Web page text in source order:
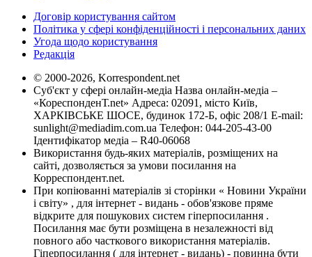
Договір користування сайтом
Політика у сфері конфіденційності і персональних даних
Угода щодо користування
Редакція
© 2000-2026, Korrespondent.net
Суб'єкт у сфері онлайн-медіа Назва онлайн-медіа –
«КореспонденТ.net» Адреса: 02091, місто Київ,
ХАРКІВСЬКЕ ШОСЕ, будинок 172-Б, офіс 208/1 E-mail:
sunlight@mediadim.com.ua Телефон: 044-205-43-00
Ідентифікатор медіа – R40-06068
Використання будь-яких матеріалів, розміщених на
сайті, дозволяється за умови посилання на
Корреспондент.net.
При копіюванні матеріалів зі сторінки « Новини України
і світу» , для інтернет - видань - обов'язкове пряме
відкрите для пошукових систем гіперпосилання .
Посилання має бути розміщена в незалежності від
повного або часткового використання матеріалів.
Гіперпосилання ( для інтернет - видань) - повинна бути